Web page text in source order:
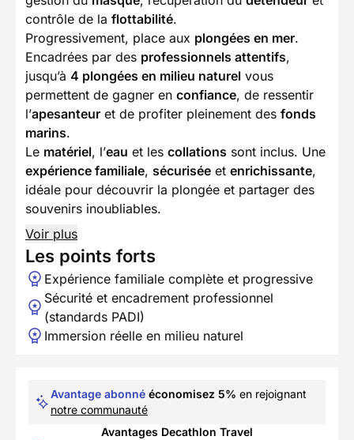
contrôle de la flottabilité.
Progressivement, place aux plongées en mer.
Encadrées par des professionnels attentifs,
jusqu’à 4 plongées en milieu naturel vous
permettent de gagner en confiance, de ressentir
l’apesanteur et de profiter pleinement des fonds
marins.
Le matériel, l’eau et les collations sont inclus. Une
expérience familiale, sécurisée et enrichissante,
idéale pour découvrir la plongée et partager des
souvenirs inoubliables.
Voir plus
Les points forts
Expérience familiale complète et progressive
Sécurité et encadrement professionnel
(standards PADI)
Immersion réelle en milieu naturel
Avantage abonné économisez 5% en rejoignant
notre communauté
Avantages Decathlon Travel